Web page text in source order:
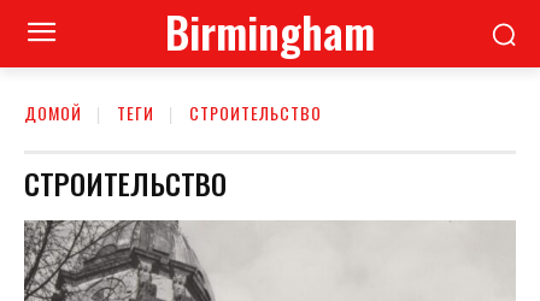
Birmingham
ДОМОЙ ТЕГИ СТРОИТЕЛЬСТВО
СТРОИТЕЛЬСТВО